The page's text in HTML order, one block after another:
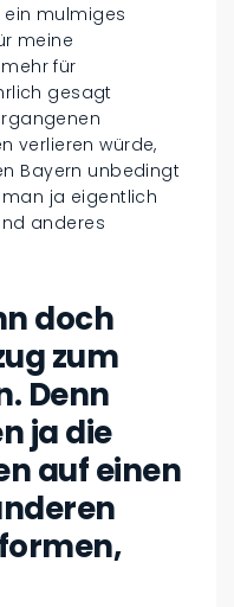
mulmiges
meine
für
gesagt
verlieren würde,
Bayern unbedingt
ja eigentlich
anderes
doch
zum
Denn
ja die
auf einen